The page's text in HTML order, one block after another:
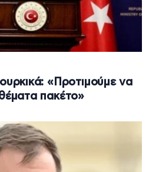
«Προτιμούμε να
πακέτο»